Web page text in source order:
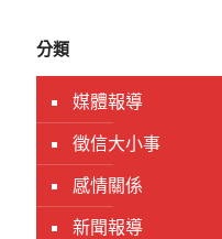
分類
媒體報導
徵信大小事
感情關係
新聞報導